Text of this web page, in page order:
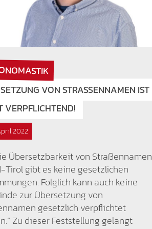
VON STRASSENNAMEN IST N
2022
Übersetzbarkeit von Straßennamen
Tirol gibt es keine gesetzlichen
Folglich kann auch keine
zur Übersetzung von
gesetzlich verpflichtet
Zu dieser Feststellung gelangt